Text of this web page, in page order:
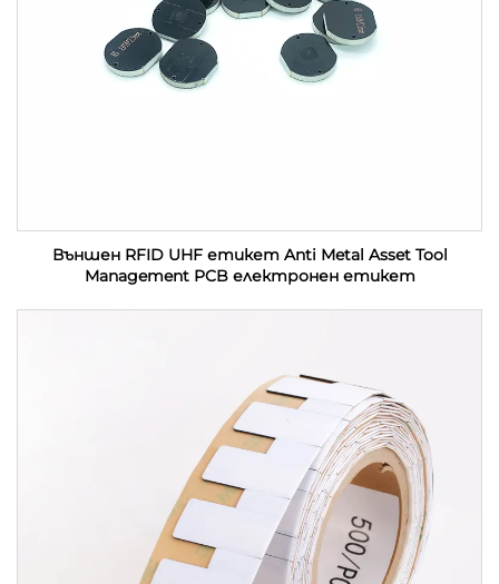
Външен RFID UHF етикет Anti Metal Asset Tool
Management PCB електронен етикет